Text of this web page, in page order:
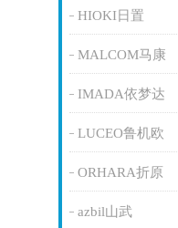
HIOKI日置
MALCOM马康
IMADA依梦达
LUCEO鲁机欧
ORHARA折原
azbil山武